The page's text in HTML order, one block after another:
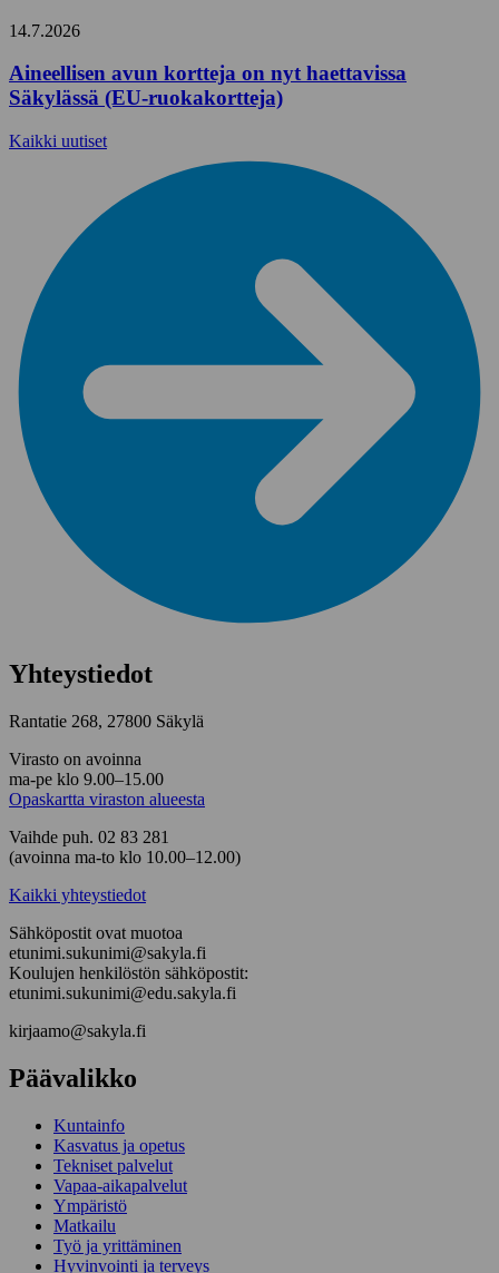
14.7.2026
Aineellisen avun kortteja on nyt haettavissa
Säkylässä (EU-ruokakortteja)
Kaikki uutiset
Yhteystiedot
Rantatie 268, 27800 Säkylä
Virasto on avoinna
ma-pe klo 9.00–15.00
Opaskartta viraston alueesta
Vaihde puh. 02 83 281
(avoinna ma-to klo 10.00–12.00)
Kaikki yhteystiedot
Sähköpostit ovat muotoa
etunimi.sukunimi@sakyla.fi
Koulujen henkilöstön sähköpostit:
etunimi.sukunimi@edu.sakyla.fi
kirjaamo@sakyla.fi
Päävalikko
Kunta­info
Kasvatus ja opetus
Tekniset palvelut
Vapaa-aika­palvelut
Ympä­ristö
Mat­kailu
Työ ja yrittä­minen
Hyvinvointi ja terveys